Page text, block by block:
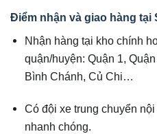
Điểm nhận và giao hàng tại
Nhận hàng tại kho chính
quận/huyện: Quận 1,
Bình Chánh, Củ Chi…
Có đội xe trung chuyển
nhanh chóng.